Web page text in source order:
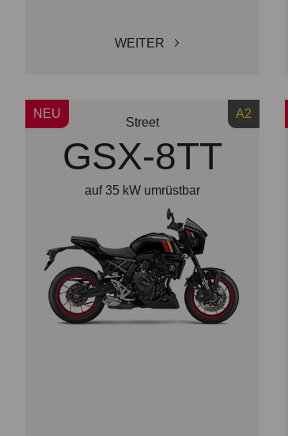
WEITER
Street
GSX-8TT
auf 35 kW umrüstbar
NEU A2